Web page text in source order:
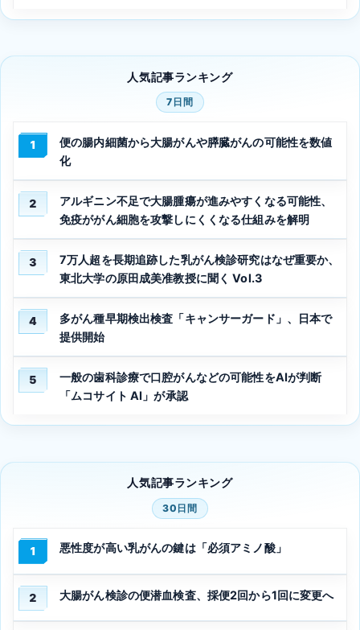
人気記事ランキング
7日間
1
便の腸内細菌から大腸がんや膵臓がんの可能性を数値
化
2
アルギニン不足で大腸腫瘍が進みやすくなる可能性、
免疫ががん細胞を攻撃しにくくなる仕組みを解明
3
7万人超を長期追跡した乳がん検診研究はなぜ重要か、
東北大学の原田成美准教授に聞く Vol.3
4
多がん種早期検出検査「キャンサーガード」、日本で
提供開始
5
一般の歯科診療で口腔がんなどの可能性をAIが判断
「ムコサイト AI」が承認
人気記事ランキング
30日間
1 悪性度が高い乳がんの鍵は「必須アミノ酸」
2 大腸がん検診の便潜血検査、採便2回から1回に変更へ